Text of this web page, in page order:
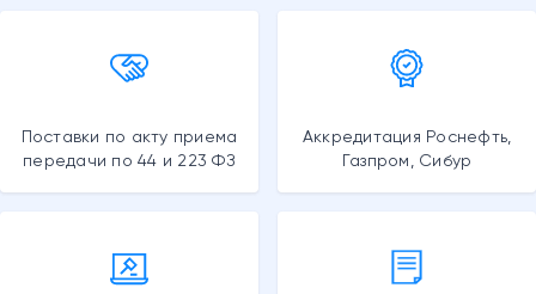
Поставки по акту приема
передачи по 44 и 223 ФЗ
Аккредитация Роснефть,
Газпром, Сибур